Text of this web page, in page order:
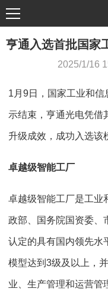
亨通入选首批国家
2025/1/16
1月9日，国家工业和
示结束，亨通光电凭借
升级成效，成功入选该
卓越级智能工厂
卓越级智能工厂是工业
政部、国务院国资委、
认定的具有国内领先水
模型达到3级及以上，
业、生产管理和运营管